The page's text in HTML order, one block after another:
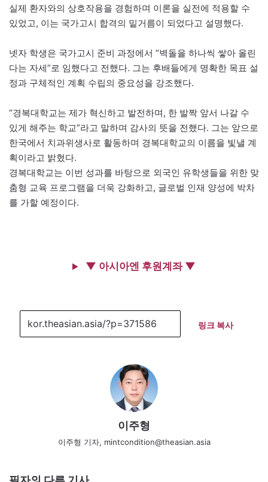
실제 환자와의 상호작용을 경험하며 이론을 실전에 적용할 수
있었고, 이는 국가고시 합격의 밑거름이 되었다고 설명했다.
넷자 학생은 국가고시 준비 과정에서 “벽돌을 하나씩 쌓아 올린
다는 자세”로 임했다고 전했다. 그는 후배들에게 명확한 목표 설
정과 구체적인 계획 수립의 중요성을 강조했다.
“경복대학교는 제가 혁신하고 발전하며, 한 발짝 앞서 나갈 수
있게 해주는 학교”라고 말하며 감사의 뜻을 전했다. 그는 앞으로
한국에서 치과위생사로 활동하며 경복대학교의 이름을 빛낼 계
획이라고 밝혔다.
경복대학교는 이번 성과를 바탕으로 외국인 유학생들을 위한 맞
춤형 교육 프로그램을 더욱 강화하고, 글로벌 인재 양성에 박차
를 가할 예정이다.
▼ 아시아엔 후원계좌 ▼
링크 복사
이주형
이주형 기자, mintcondition@theasian.asia